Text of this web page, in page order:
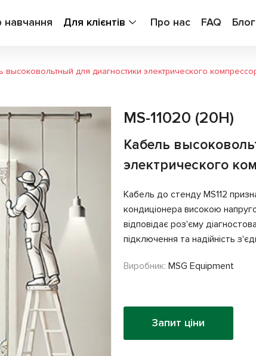
навчання Для клієнтів Про нас FAQ Блог
высоковольтный для диагностики электрического
MS-11020 (20H)
Кабель
электрического
Кабель до стенду MS112
кондиціонера високою
відповідає роз'єму
підключення та надійність
Виробник: MSG Equipment
Запит ціни